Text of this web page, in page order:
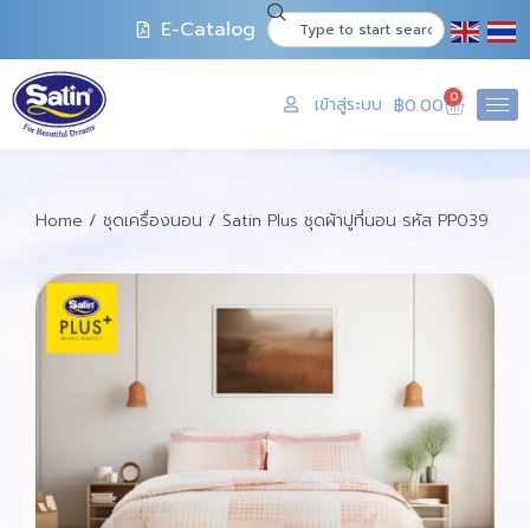
E-Catalog
เข้าสู่ระบบ ฿0.00 0
Home / ชุดเครื่องนอน / Satin Plus ชุดผ้าปูที่นอน รหัส PP039